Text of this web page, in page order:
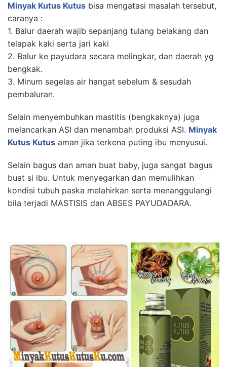
Minyak Kutus Kutus bisa mengatasi masalah tersebut,
caranya :
1. Balur daerah wajib sepanjang tulang belakang dan
telapak kaki serta jari kaki
2. Balur ke payudara secara melingkar, dan daerah yg
bengkak.
3. Minum segelas air hangat sebelum & sesudah
pembaluran.
Selain menyembuhkan mastitis (bengkaknya) juga
melancarkan ASI dan menambah produksi ASI. Minyak
Kutus Kutus aman jika terkena puting ibu menyusui.
Selain bagus dan aman buat baby, juga sangat bagus
buat si ibu. Untuk menyegarkan dan memulihkan
kondisi tubuh paska melahirkan serta menanggulangi
bila terjadi MASTISIS dan ABSES PAYUDADARA.